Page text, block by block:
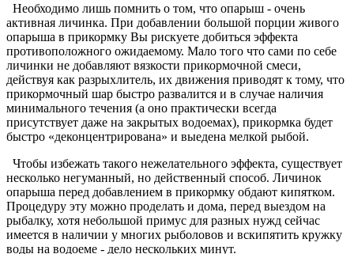
Необходимо лишь помнить о том, что опарыш - очень
активная личинка. При добавлении большой порции живого
опарыша в прикормку Вы рискуете добиться эффекта
противоположного ожидаемому. Мало того что сами по себе
личинки не добавляют вязкости прикормочной смеси,
действуя как разрыхлитель, их движения приводят к тому, что
прикормочный шар быстро развалится и в случае наличия
минимального течения (а оно практически всегда
присутствует даже на закрытых водоемах), прикормка будет
быстро «деконцентрирована» и выедена мелкой рыбой.
Чтобы избежать такого нежелательного эффекта, существует
несколько негуманный, но действенный способ. Личинок
опарыша перед добавлением в прикормку обдают кипятком.
Процедуру эту можно проделать и дома, перед выездом на
рыбалку, хотя небольшой примус для разных нужд сейчас
имеется в наличии у многих рыболовов и вскипятить кружку
воды на водоеме - дело нескольких минут.